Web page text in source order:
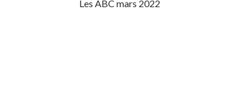
Les ABC mars 2022